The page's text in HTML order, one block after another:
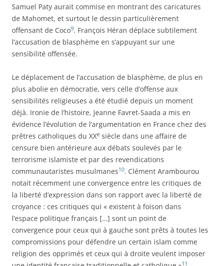
Samuel Paty aurait commise en montrant des caricatures
de Mahomet, et surtout le dessin particulièrement
offensant de Coco9. François Héran déplace subtilement
l’accusation de blasphème en s’appuyant sur une
sensibilité offensée.
Le déplacement de l’accusation de blasphème, de plus en
plus abolie en démocratie, vers celle d’offense aux
sensibilités religieuses a été étudié depuis un moment
déjà. Ironie de l’histoire, Jeanne Favret-Saada a mis en
évidence l’évolution de l’argumentation en France chez des
prêtres catholiques du XXe siècle dans une affaire de
censure bien antérieure aux débats soulevés par le
terrorisme islamiste et par des revendications
communautaristes musulmanes10. Clément Arambourou
notait récemment une convergence entre les critiques de
la liberté d’expression dans son rapport avec la liberté de
croyance : ces critiques qui « existent à foison dans
l’espace politique français […] sont un point de
convergence pour ceux qui à gauche sont prêts à toutes les
compromissions pour défendre un certain islam comme
religion des opprimés et ceux qui à droite veulent imposer
11